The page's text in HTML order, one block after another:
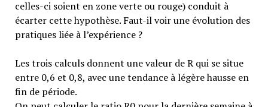
celles-ci soient en zone verte ou rouge) conduit à
écarter cette hypothèse. Faut-il voir une évolution des
pratiques liée à l’expérience ?
Les trois calculs donnent une valeur de R qui se situe
entre 0,6 et 0,8, avec une tendance à légère hausse en
fin de période.